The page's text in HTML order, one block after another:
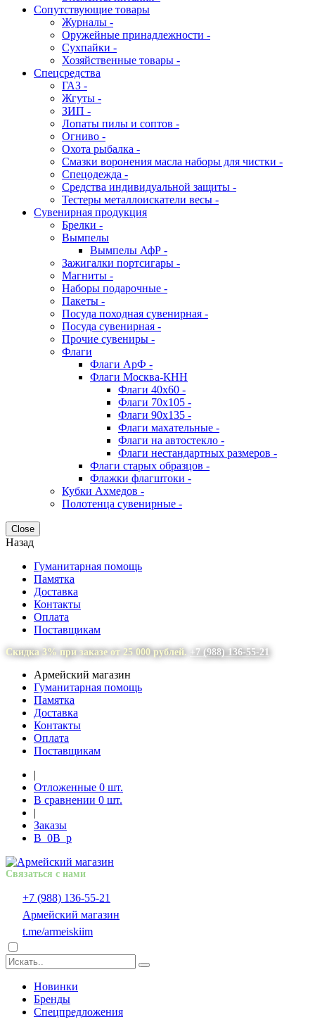
Сопутствующие товары
Журналы -
Оружейные принадлежности -
Сухпайки -
Хозяйственные товары -
Спецсредства
ГАЗ -
Жгуты -
ЗИП -
Лопаты пилы и соптов -
Огниво -
Охота рыбалка -
Смазки воронения масла наборы для чистки -
Спецодежда -
Средства индивидуальной защиты -
Тестеры металлоискатели весы -
Сувенирная продукция
Брелки -
Вымпелы
Вымпелы АфР -
Зажигалки портсигары -
Магниты -
Наборы подарочные -
Пакеты -
Посуда походная сувенирная -
Посуда сувенирная -
Прочие сувениры -
Флаги
Флаги АрФ -
Флаги Москва-КНН
Флаги 40х60 -
Флаги 70х105 -
Флаги 90х135 -
Флаги махательные -
Флаги на автостекло -
Флаги нестандартных размеров -
Флаги старых образцов -
Флажки флагштоки -
Кубки Ахмедов -
Полотенца сувенирные -
Close
Назад
Гуманитарная помощь
Памятка
Доставка
Контакты
Оплата
Поставщикам
Скидка 3% при заказе от 25 000 рублей. +7 (988) 136-55-21
Армейский магазин
Гуманитарная помощь
Памятка
Доставка
Контакты
Оплата
Поставщикам
|
Отложенные 0 шт.
В сравнении 0 шт.
|
Заказы
В 0В p
Связаться с нами
+7 (988) 136-55-21
Армейский магазин
t.me/armeiskiim
Новинки
Бренды
Спецпредложения